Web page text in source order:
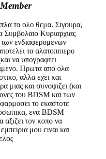
το ολο θεμα. Σιγουρα,
Συμβολαιο Κυριαρχιας
ενδιαφερομενων
το αλατοπιπερο
να υπογραφτει
Πρωτα απο ολα
αλλα εχει και
μιας και συνοψιζει (και
του BDSM και των
το εκαστοτε
ενα BDSM
αξιζει τον κοπο να
μου ειναι και